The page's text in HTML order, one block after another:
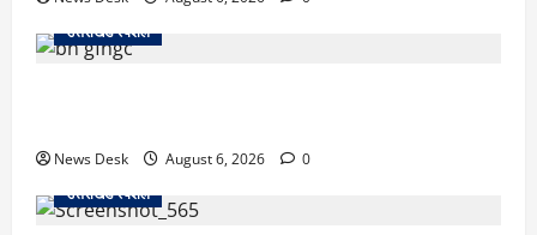
उत्तराखंड स्पेशल
News Desk August 6, 2026
0
उत्तराखंड स्पेशल